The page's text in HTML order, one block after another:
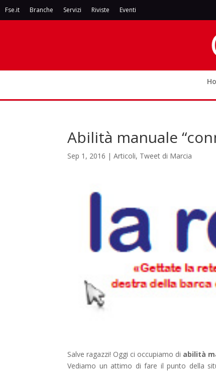
Fse.it Branche Servizi Riviste Eventi
Abilità manuale
Sep 1, 2016 |Articoli, Tweet di Marcia
Salve ragazzi! Oggi ci occupiamo di abilità
Vediamo un attimo di fare il punto della